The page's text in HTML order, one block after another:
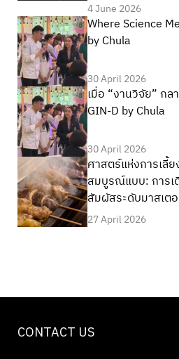
4 June 2026
Where Science
by Chula
30 April 2026
เมื่อ “งานวิจัย” ก
GIN-D by Chula
30 April 2026
ศาสตร์แห่งการเลี้ย
สมบูรณ์แบบ: การ
สัมผัสระดับมาสเต
27 April 2026
CONTACT US